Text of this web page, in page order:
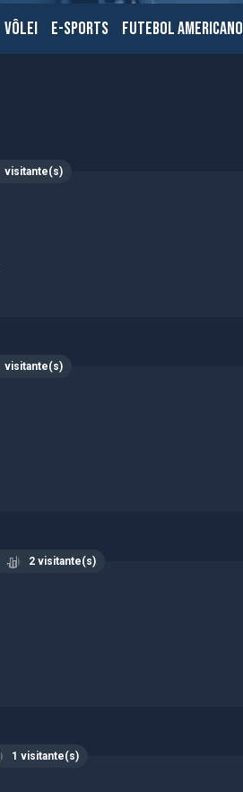
VÔLEI E-SPORTS FUTEBOL AMERICANO
visitante(s)
visitante(s)
2 visitante(s)
1 visitante(s)